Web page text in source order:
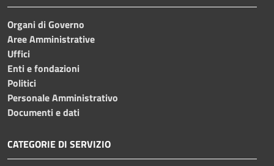
Organi di Governo
Aree Amministrative
Uffici
Enti e fondazioni
Politici
Personale Amministrativo
Documenti e dati
CATEGORIE DI SERVIZIO